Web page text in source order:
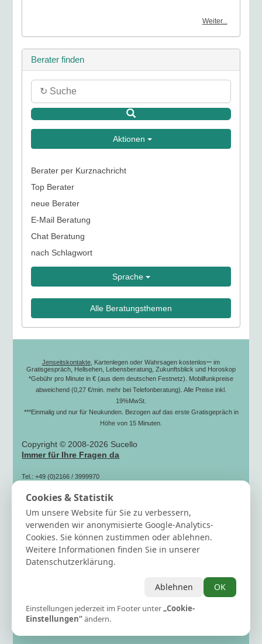
Weiter...
Berater finden
Aktionen
Berater per Kurznachricht
Top Berater
neue Berater
E-Mail Beratung
Chat Beratung
nach Schlagwort
Sprache
Alle Beratungsthemen
Jenseitskontakte , Kartenlegen oder Wahrsagen kostenlos*** im
Gratisgespräch, Hellsehen, Lebensberatung, Zukunftsblick und Horoskop
*Gebühr pro Minute in € (aus dem deutschen Festnetz). Mobilfunkpreise
abweichend (0,27 €/min. mehr bei Telefonberatung). Alle Preise inkl.
19%MwSt.
***Einmalig und nur für Neukunden. Bezogen auf das erste Gratisgepräch in
Höhe von 15 Minuten.
Copyright © 2008-2026 Sucello
Immer für Ihre Fragen da
Tel.: +49 (0)2166 / 3999970
Fax: +49 (0)2166 / 3999979
Mail: info[@]sucello.de
Berater/in werden
Berater Info
Kontakt & Impressum / Datenschutz
Verträge hier kündigen / widerrufen
Cookies & Statistik
Um unsere Website für Sie zu verbessern,
verwenden wir anonymisierte Google-Analytics-
Cookies. Sie können zustimmen oder ablehnen.
Weitere Informationen finden Sie in unserer
Datenschutzerklärung.
Ablehnen OK
Einstellungen jederzeit im Footer unter„Cookie-
Einstellungen“ändern.